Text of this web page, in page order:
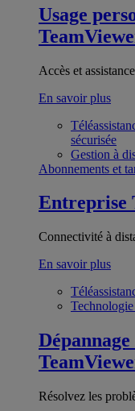
Usage
Accès et
En savoir plus
sécurisée
Gestion à
Abonnements et
Entreprise
Connectivité à
En savoir plus
Résolvez les